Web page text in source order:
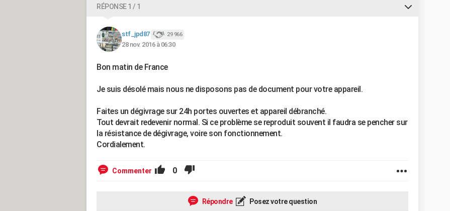
RÉPONSE 1 / 1
stf_jpd87 29 966
28 nov. 2016 à 06:30
Bon matin de France
Je suis désolé mais nous ne disposons pas de document pour votre appareil.
Faites un dégivrage sur 24h portes ouvertes et appareil débranché.
Tout devrait redevenir normal. Si ce problème se reproduit souvent il faudra se pencher sur
la résistance de dégivrage, voire son fonctionnement.
Cordialement.
Commenter 0
Répondre Posez votre question